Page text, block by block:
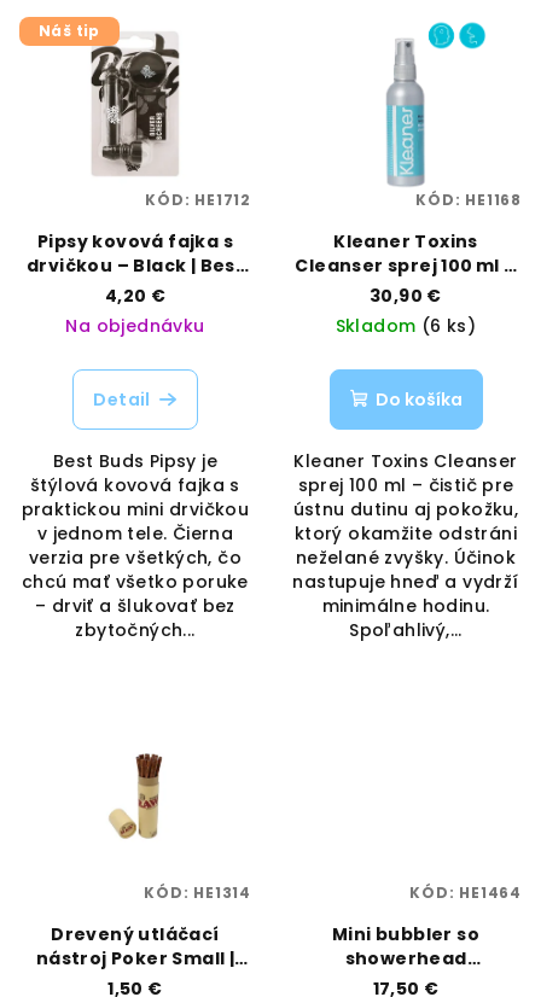
Náš tip
Pipsy kovová fajka s
drvičkou – Black | Best
Buds | Vaporama
4,20 €
Na objednávku
Detail
Best Buds Pipsy je
štýlová kovová fajka s
praktickou mini drvičkou
v jednom tele. Čierna
verzia pre všetkých, čo
chcú mať všetko poruke
– drviť a šlukovať bez
zbytočných...
KÓD: HE1712
Kleaner Toxins
Cleanser sprej 100 ml –
ústna hygiena &
pokožka | Kleaner |
Vaporama
30,90 €
Skladom (6 ks)
Do košíka
Kleaner Toxins Cleanser
sprej 100 ml – čistič pre
ústnu dutinu aj pokožku,
ktorý okamžite odstráni
neželané zvyšky. Účinok
nastupuje hneď a vydrží
minimálne hodinu.
Spoľahlivý,...
KÓD: HE1168
Drevený utláčací
nástroj Poker Small |
RAW | Vaporama
1,50 €
KÓD: HE1314
Mini bubbler so
showerhead
perkolátorom – výška
17,50 €
KÓD: HE1464